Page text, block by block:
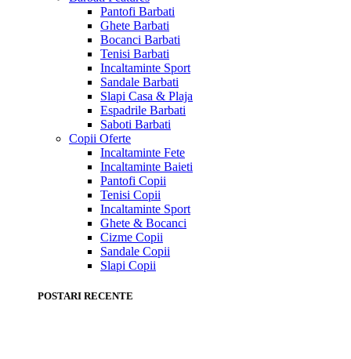
Pantofi Barbati
Ghete Barbati
Bocanci Barbati
Tenisi Barbati
Incaltaminte Sport
Sandale Barbati
Slapi Casa & Plaja
Espadrile Barbati
Saboti Barbati
Copii Oferte
Incaltaminte Fete
Incaltaminte Baieti
Pantofi Copii
Tenisi Copii
Incaltaminte Sport
Ghete & Bocanci
Cizme Copii
Sandale Copii
Slapi Copii
POSTARI RECENTE